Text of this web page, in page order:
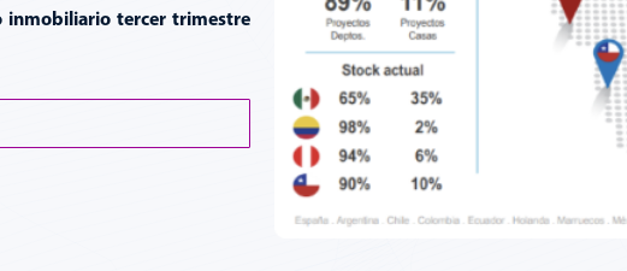
inmobiliario tercer trimestre